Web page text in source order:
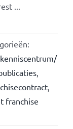
...
,
,
franchise